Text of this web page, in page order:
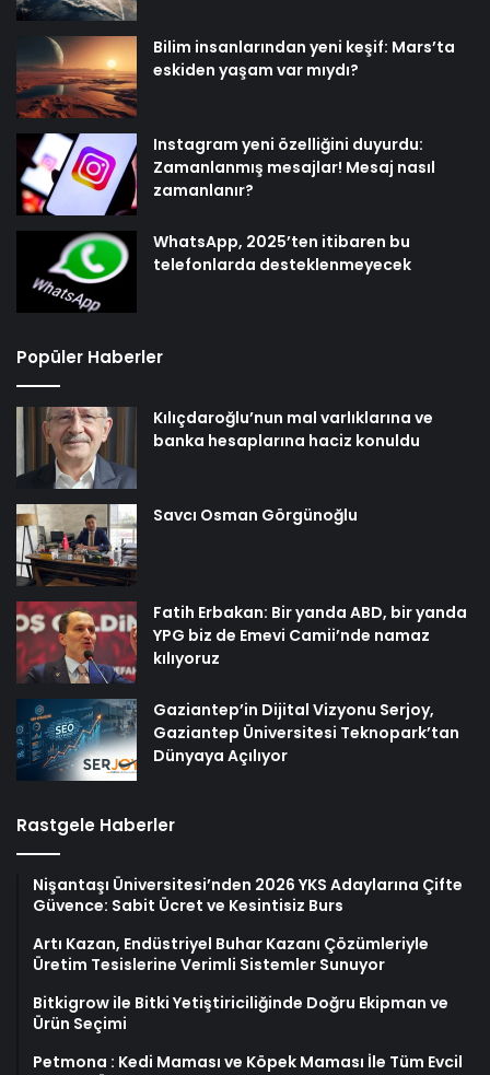
Bilim insanlarından yeni keşif: Mars’ta
eskiden yaşam var mıydı?
Instagram yeni özelliğini duyurdu:
Zamanlanmış mesajlar! Mesaj nasıl
zamanlanır?
WhatsApp, 2025’ten itibaren bu
telefonlarda desteklenmeyecek
Popüler Haberler
Kılıçdaroğlu’nun mal varlıklarına ve
banka hesaplarına haciz konuldu
Savcı Osman Görgünoğlu
Fatih Erbakan: Bir yanda ABD, bir yanda
YPG biz de Emevi Camii’nde namaz
kılıyoruz
Gaziantep’in Dijital Vizyonu Serjoy,
Gaziantep Üniversitesi Teknopark’tan
Dünyaya Açılıyor
Rastgele Haberler
Nişantaşı Üniversitesi’nden 2026 YKS Adaylarına Çifte
Güvence: Sabit Ücret ve Kesintisiz Burs
Artı Kazan, Endüstriyel Buhar Kazanı Çözümleriyle
Üretim Tesislerine Verimli Sistemler Sunuyor
Bitkigrow ile Bitki Yetiştiriciliğinde Doğru Ekipman ve
Ürün Seçimi
Petmona : Kedi Maması ve Köpek Maması İle Tüm Evcil